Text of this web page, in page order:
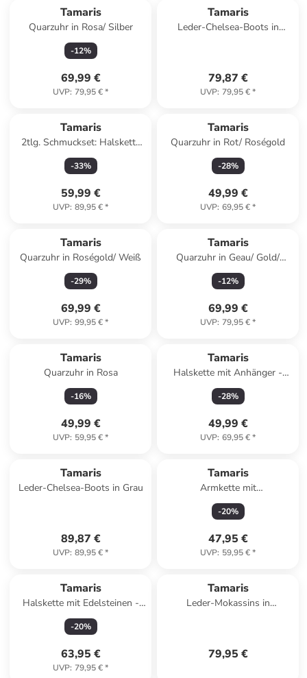
Tamaris
Quarzuhr in Rosa/ Silber
-12%
69,99 €
UVP: 79,95 €*
Tamaris
Leder-Chelsea-Boots in
79,87 €
UVP: 79,95 €*
Tamaris
2tlg. Schmuckset: Halskette
und Armkette
-33%
59,99 €
UVP: 89,95 €*
Tamaris
Quarzuhr in Rot/ Roségold
-28%
49,99 €
UVP: 69,95 €*
Tamaris
Quarzuhr in Roségold/ Weiß
-29%
69,99 €
UVP: 99,95 €*
Tamaris
Quarzuhr in Geau/ Gold/
Schwarz
-12%
69,99 €
UVP: 79,95 €*
Tamaris
Quarzuhr in Rosa
-16%
49,99 €
UVP: 59,95 €*
Tamaris
Halskette mit Anhänger -
(L)45 cm
-28%
49,99 €
UVP: 69,95 €*
Tamaris
Leder-Chelsea-Boots in Grau
89,87 €
UVP: 89,95 €*
Tamaris
Armkette mit
Schmuckelementen
-20%
47,95 €
UVP: 59,95 €*
Tamaris
Halskette mit Edelsteinen -
(L)45 cm
-20%
63,95 €
UVP: 79,95 €*
Tamaris
Leder-Mokassins in
79,95 €